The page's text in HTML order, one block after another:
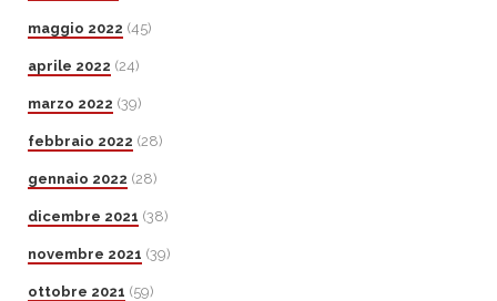
maggio 2022 (45)
aprile 2022 (24)
marzo 2022 (39)
febbraio 2022 (28)
gennaio 2022 (28)
dicembre 2021 (38)
novembre 2021 (39)
ottobre 2021 (59)